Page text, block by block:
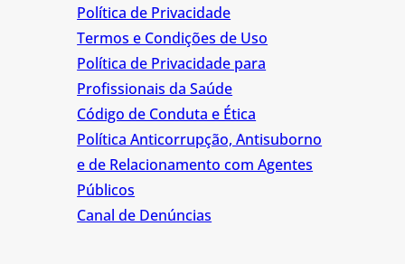
Política de Privacidade
Termos e Condições de Uso
Política de Privacidade para
Profissionais da Saúde
Código de Conduta e Ética
Política Anticorrupção, Antisuborno
e de Relacionamento com Agentes
Públicos
Canal de Denúncias